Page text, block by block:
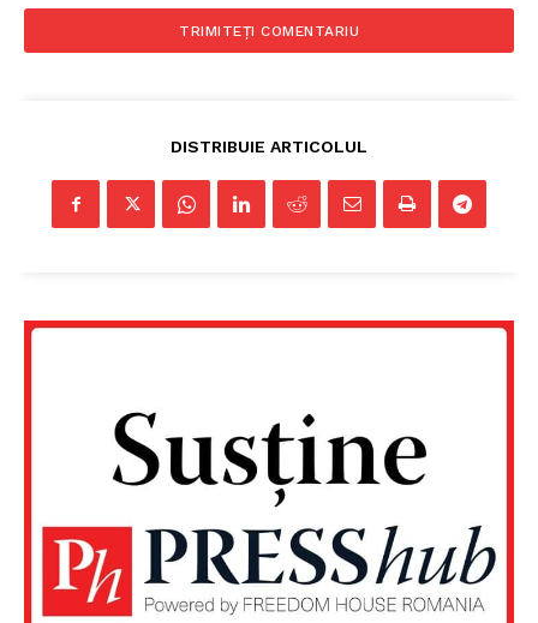
DISTRIBUIE ARTICOLUL